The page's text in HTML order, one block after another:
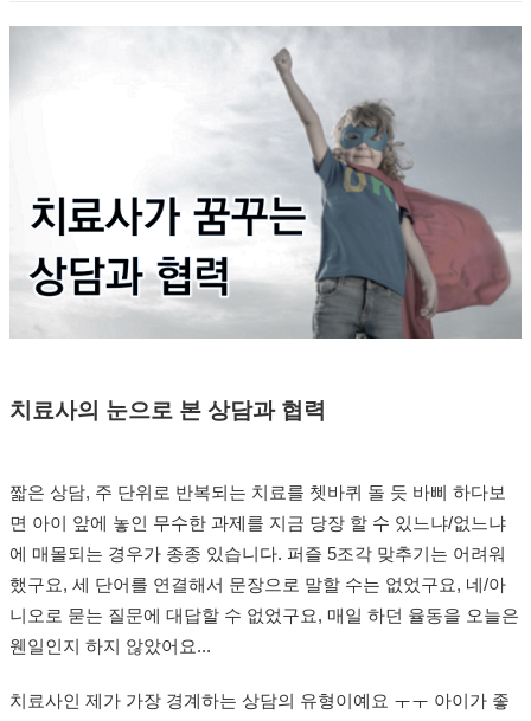
치료사의 눈으로 본 상담과 협력
짧은 상담, 주 단위로 반복되는 치료를 쳇바퀴 돌 듯 바삐 하다보
면 아이 앞에 놓인 무수한 과제를 지금 당장 할 수 있느냐/없느냐
에 매몰되는 경우가 종종 있습니다. 퍼즐 5조각 맞추기는 어려워
했구요, 세 단어를 연결해서 문장으로 말할 수는 없었구요, 네/아
니오로 묻는 질문에 대답할 수 없었구요, 매일 하던 율동을 오늘은
웬일인지 하지 않았어요...
치료사인 제가 가장 경계하는 상담의 유형이예요 ㅜㅜ 아이가 좋